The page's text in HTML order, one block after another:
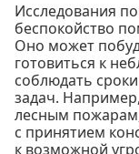
Исследования
беспокойство
Оно может
готовиться к
соблюдать
задач.
лесным
с принятием
к возможной